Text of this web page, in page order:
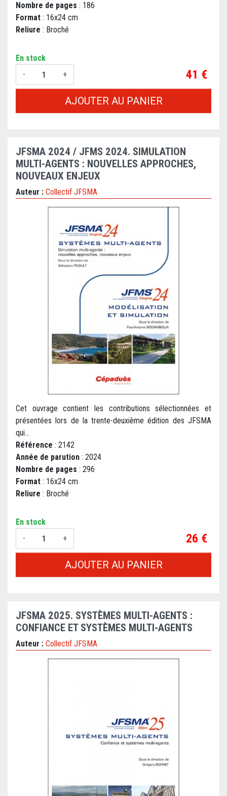
Nombre de pages : 186
Format : 16x24 cm
Reliure : Broché
En stock
-
+ Prix
41 €
AJOUTER AU PANIER
JFSMA 2024 / JFMS 2024. SIMULATION
MULTI-AGENTS : NOUVELLES APPROCHES,
NOUVEAUX ENJEUX
Auteur : Collectif JFSMA
Cet ouvrage contient les contributions sélectionnées et
présentées lors de la trente-deuxième édition des JFSMA
qui...
Référence : 2142
Année de parution : 2024
Nombre de pages : 296
Format : 16x24 cm
Reliure : Broché
En stock
-
+ Prix
26 €
AJOUTER AU PANIER
JFSMA 2025. SYSTÈMES MULTI-AGENTS :
CONFIANCE ET SYSTÈMES MULTI-AGENTS
Auteur : Collectif JFSMA